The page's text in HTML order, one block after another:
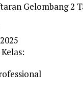
Gelombang 2